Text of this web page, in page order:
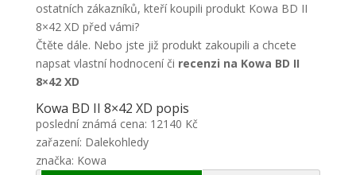
ostatních zákazníků, kteří koupili produkt Kowa BD II
8×42 XD před vámi?
Čtěte dále. Nebo jste již produkt zakoupili a chcete
napsat vlastní hodnocení či recenzi na Kowa BD II
8×42 XD
Kowa BD II 8×42 XD popis
poslední známá cena: 12140 Kč
zařazení: Dalekohledy
značka: Kowa